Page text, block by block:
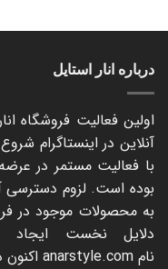
درباره انار استایل
آنلاین در اینستاگرام
با فعالیت مستمر در
بوده است. لزوم دسترسی
به محصولات موجود در
دلایل نخست ایجاد
نام anarstyle.com